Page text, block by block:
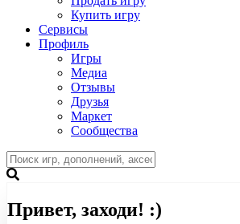
Купить игру
Сервисы
Профиль
Игры
Медиа
Отзывы
Друзья
Маркет
Сообщества
Привет, заходи! :)